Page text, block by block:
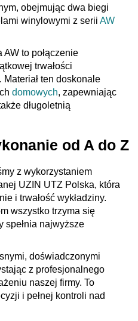
obejmując dwa biegi
winylowymi z serii AW
to połączenie
trwałości
ten doskonale
domowych, zapewniając
długoletnią
od A do Z
z wykorzystaniem
UZIN UTZ Polska, która
i trwałość wykładziny.
wszystko trzyma się
spełnia najwyższe
doświadczonymi
z profesjonalnego
naszej firmy. To
i pełnej kontroli nad